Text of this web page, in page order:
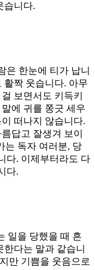
습니다.
은 한눈에 티가 납니
활짝 웃습니다. 아무
보면서도 키득키
에 귀를 쫑긋 세우
떠나지 않습니다.
답고 잘생겨 보이
는 독자 여러분, 당
다. 이제부터라도 다
다.
일을 당했을 때 흔
다는 말과 같습니
만 기쁨을 웃음으로